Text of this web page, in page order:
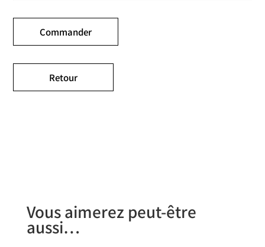
Commander
Retour
Vous aimerez peut-être
aussi…